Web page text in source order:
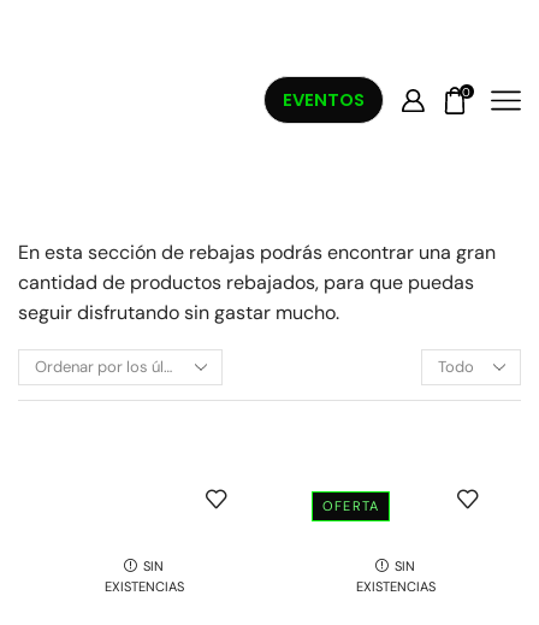
EVENTOS 0
En esta sección de rebajas podrás encontrar una gran
cantidad de productos rebajados, para que puedas
seguir disfrutando sin gastar mucho.
SIN
EXISTENCIAS
OFERTA
SIN
EXISTENCIAS